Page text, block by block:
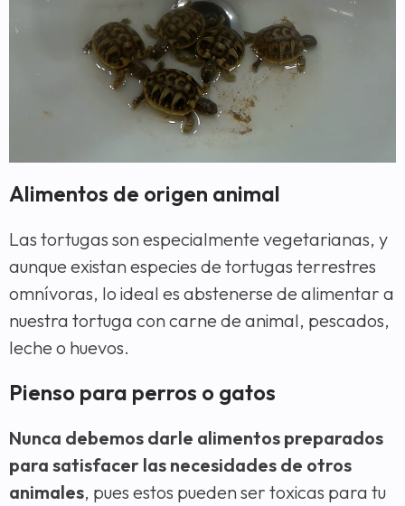
Alimentos de origen animal
Las tortugas son especialmente vegetarianas, y
aunque existan especies de tortugas terrestres
omnívoras, lo ideal es abstenerse de alimentar a
nuestra tortuga con carne de animal, pescados,
leche o huevos.
Pienso para perros o gatos
Nunca debemos darle alimentos preparados
para satisfacer las necesidades de otros
animales, pues estos pueden ser toxicas para tu